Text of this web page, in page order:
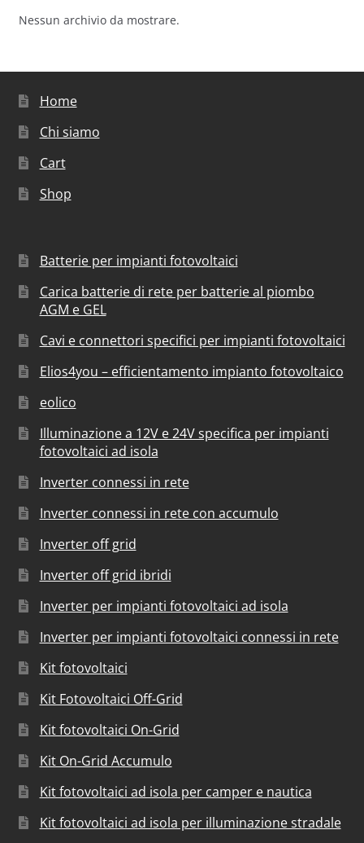
Nessun archivio da mostrare.
Home
Chi siamo
Cart
Shop
Batterie per impianti fotovoltaici
Carica batterie di rete per batterie al piombo
AGM e GEL
Cavi e connettori specifici per impianti fotovoltaici
Elios4you – efficientamento impianto fotovoltaico
eolico
Illuminazione a 12V e 24V specifica per impianti
fotovoltaici ad isola
Inverter connessi in rete
Inverter connessi in rete con accumulo
Inverter off grid
Inverter off grid ibridi
Inverter per impianti fotovoltaici ad isola
Inverter per impianti fotovoltaici connessi in rete
Kit fotovoltaici
Kit Fotovoltaici Off-Grid
Kit fotovoltaici On-Grid
Kit On-Grid Accumulo
Kit fotovoltaici ad isola per camper e nautica
Kit fotovoltaici ad isola per illuminazione stradale